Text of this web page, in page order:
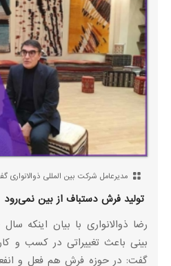
مدیرعامل شرکت بین المللی ذوالانواری
تولید فرش دستباف از بین نمی‌رود
رضا ذوالانواری با بیان اینکه
بینی باعث تغییراتی در کسب و
گفت: در حوزه فرش هم فعل و